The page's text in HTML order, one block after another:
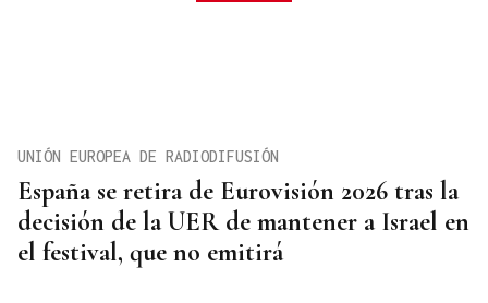
España se retira de Eurovisión 2026 tras la
decisión de la UER de mantener a Israel en
el festival, que no emitirá
UNIÓN EUROPEA DE RADIODIFUSIÓN